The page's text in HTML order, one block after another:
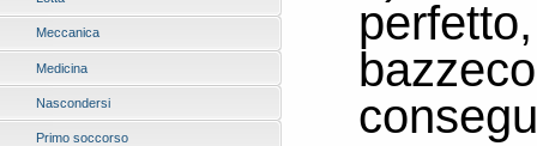
Meccanica
Medicina
Nascondersi
Primo soccorso